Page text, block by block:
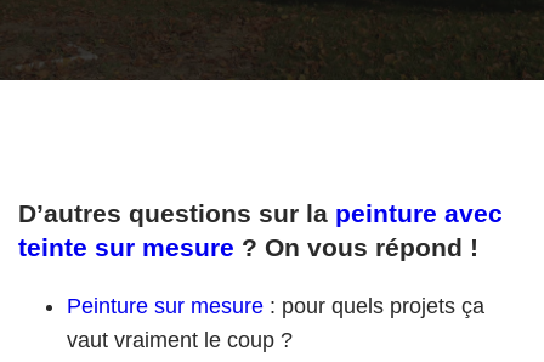
D’autres questions sur la peinture avec
teinte sur mesure ? On vous répond !
Peinture sur mesure : pour quels projets ça
vaut vraiment le coup ?